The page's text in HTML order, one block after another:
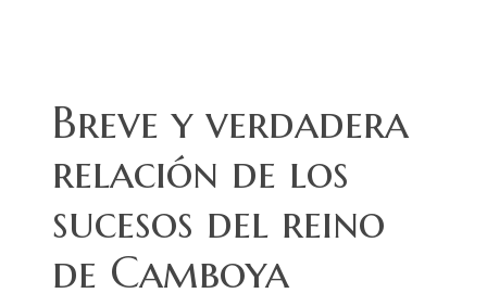
Breve y verdadera
relación de los
sucesos del reino
de Camboya